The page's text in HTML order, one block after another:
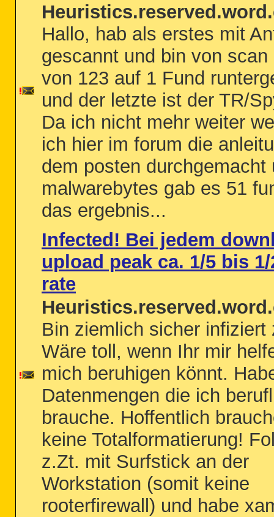
Hallo, hab als erstes mit
gescannt und bin von
von 123 auf 1 Fund
und der letzte ist der TR/
Da ich nicht mehr weiter
ich hier im forum die
dem posten durchgemacht
malwarebytes gab es 51
das ergebnis...
Infected! Bei jedem
upload peak ca. 1/5 bis
rate
Bin ziemlich sicher infiziert
Wäre toll, wenn Ihr mir
mich beruhigen könnt.
Datenmengen die ich
brauche. Hoffentlich
keine Totalformatierung!
z.Zt. mit Surfstick an der
Workstation (somit keine
rooterfirewall) und habe